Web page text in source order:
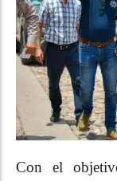
Con el